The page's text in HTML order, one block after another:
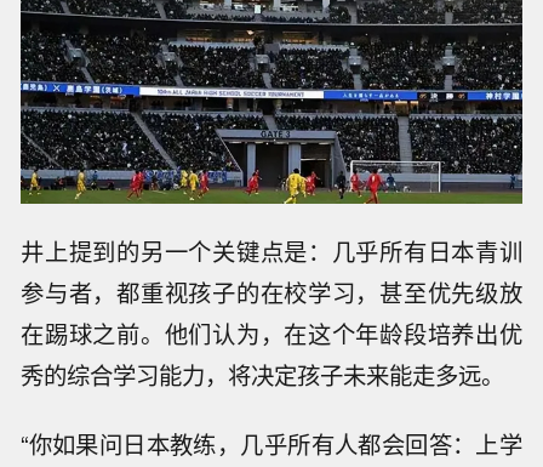
井上提到的另一个关键点是：几乎所有日本青训
参与者，都重视孩子的在校学习，甚至优先级放
在踢球之前。他们认为，在这个年龄段培养出优
秀的综合学习能力，将决定孩子未来能走多远。
“你如果问日本教练，几乎所有人都会回答：上学